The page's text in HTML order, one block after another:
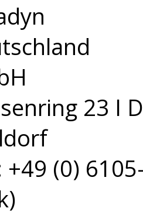
23 I
+49 (0)